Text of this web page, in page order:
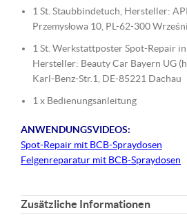
1 St. Staubbindetuch, Hersteller:
Przemysłowa 10, PL-62-300
1 St. Werkstattposter Spot-Repair
Hersteller: Beauty Car Bayern UG
Karl-Benz-Str.1, DE-85221 Dachau
1 x Bedienungsanleitung
ANWENDUNGSVIDEOS:
Spot-Repair mit BCB-Spraydosen
Felgenreparatur mit BCB-Spraydosen
Zusätzliche Informationen